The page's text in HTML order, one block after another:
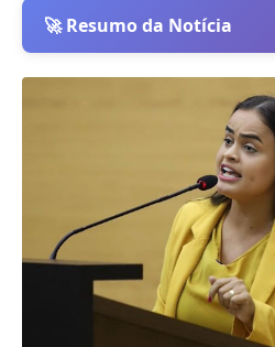
🚀 Resumo da Notícia